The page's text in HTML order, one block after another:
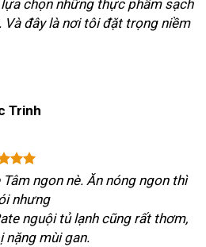
chọn những thực phẩm sạch
Và đây là nơi tôi đặt trọng niềm
Trinh
Tâm ngon nè. Ăn nóng ngon thì
nhưng
nguội tủ lạnh cũng rất thơm,
nặng mùi gan.